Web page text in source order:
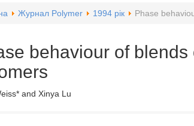
Журнал Polymer 1994 рік Phase
behaviour of
and Xinya Lu